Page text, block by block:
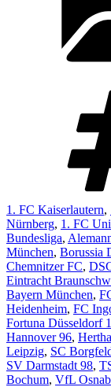
1. FC Kaiserlautern,
Nürnberg, 1. FC
Bundesliga,
München, Borussia
Chemnitzer FC,
Eintracht
Bayern München,
Heidenheim, FC
Fortuna Düsseldorf
Hannover 96,
Leipzig, SC
SV Darmstadt 98,
Bochum, VfL